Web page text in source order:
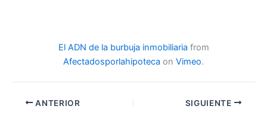
El ADN de la burbuja inmobiliaria from
Afectadosporlahipoteca on Vimeo.
ANTERIOR SIGUIENTE